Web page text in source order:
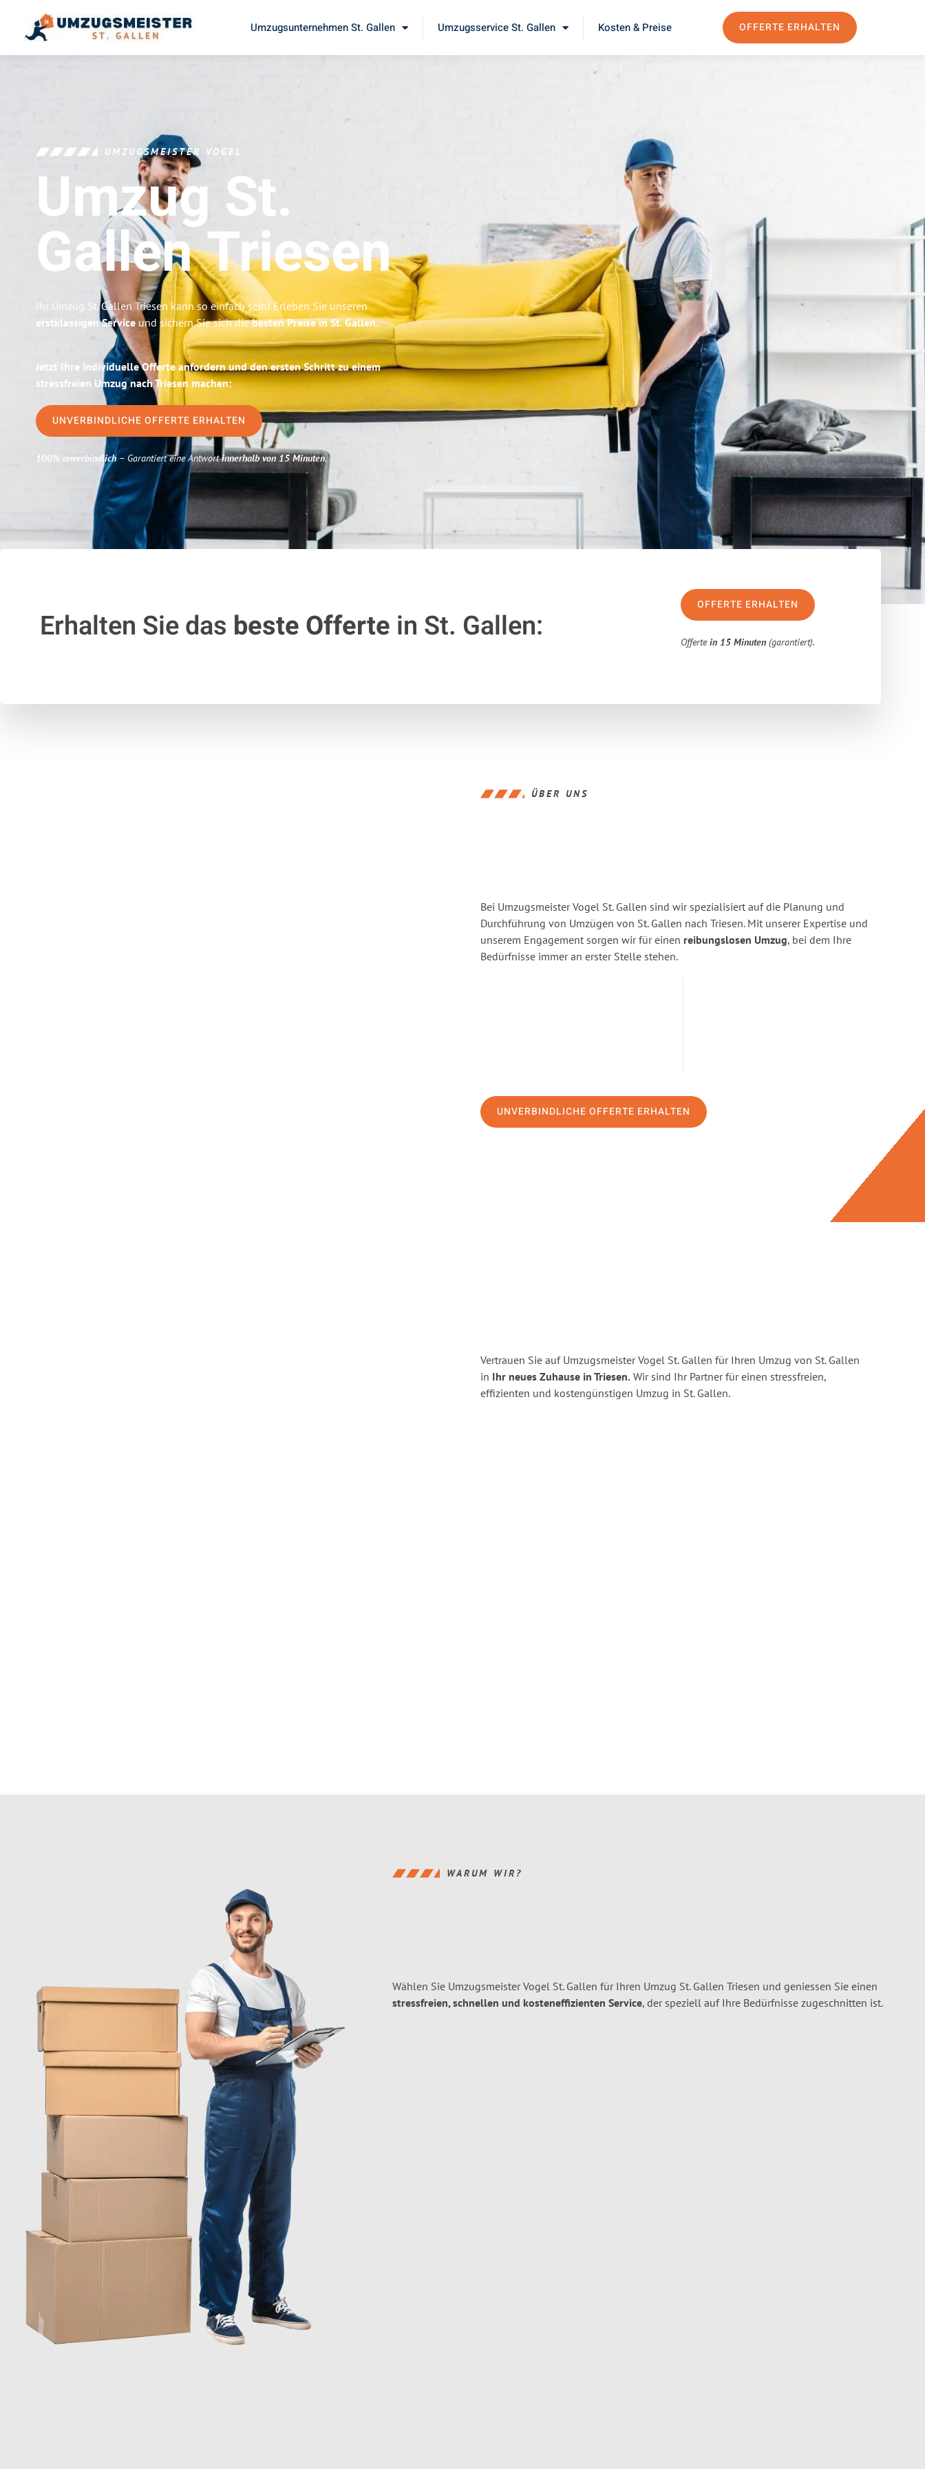
Umzugsunternehmen St. Gallen Umzugsservice St. Gallen Kosten & Preise OFFERTE ERHALTEN
UMZUGSMEISTER VOGEL
Umzug St.
GallenTriesen
Ihr Umzug St. Gallen Triesen kann so einfach sein! Erleben Sie unseren
erstklassigen Service und sichern Sie sich diebesten Preise in St. Gallen.
Jetzt Ihre individuelle Offerte anfordern und den ersten Schritt zu einem
stressfreien Umzug nach Triesen machen:
UNVERBINDLICHE OFFERTE ERHALTEN
100% unverbindlich– Garantiert eine Antwortinnerhalb von 15 Minuten.
Erhalten Sie das beste Offerte in St. Gallen:
OFFERTE ERHALTEN
Offertein 15 Minuten (garantiert).
ÜBER UNS
Bei Umzugsmeister Vogel St. Gallen sind wir spezialisiert auf die Planung und
Durchführung von Umzügen von St. Gallen nach Triesen. Mit unserer Expertise und
unserem Engagement sorgen wir für einen reibungslosen Umzug, bei dem Ihre
Bedürfnisse immer an erster Stelle stehen.
UNVERBINDLICHE OFFERTE ERHALTEN
Vertrauen Sie auf Umzugsmeister Vogel St. Gallen für Ihren Umzug von St. Gallen
in Ihr neues Zuhause in Triesen. Wir sind Ihr Partner für einen stressfreien,
effizienten und kostengünstigen Umzug in St. Gallen.
WARUM WIR?
Wählen Sie Umzugsmeister Vogel St. Gallen für Ihren Umzug St. Gallen Triesen und geniessen Sie einen
stressfreien, schnellen und kosteneffizienten Service, der speziell auf Ihre Bedürfnisse zugeschnitten ist.